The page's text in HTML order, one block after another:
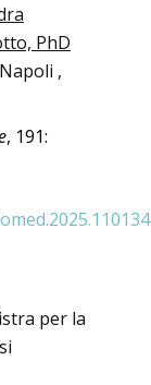
PhD
,
, 191:
per la